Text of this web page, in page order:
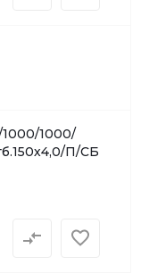
1000/
П/СБ